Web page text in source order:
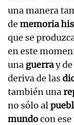
una manera
de memoria
que se
en este
una guerray de
deriva de las
también una
no sólo al
mundocon